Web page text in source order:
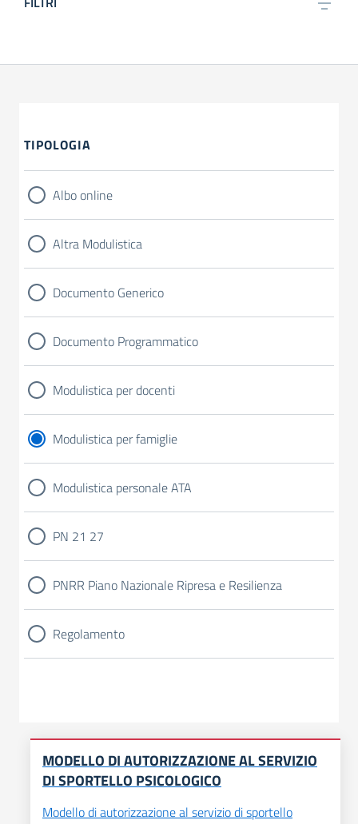
TIPOLOGIA
Albo online
Altra Modulistica
Documento Generico
Documento Programmatico
Modulistica per docenti
Modulistica per famiglie
Modulistica personale ATA
PN 21 27
PNRR Piano Nazionale Ripresa e Resilienza
Regolamento
MODELLO DI AUTORIZZAZIONE AL SERVIZIO
DI SPORTELLO PSICOLOGICO
Modello di autorizzazione al servizio di sportello